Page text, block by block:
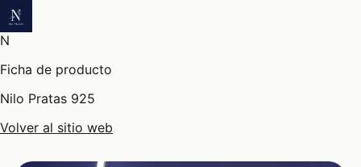
N
Ficha de producto
Nilo Pratas 925
Volver al sitio web